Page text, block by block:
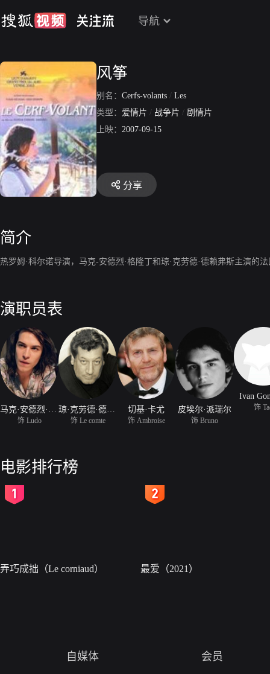
导航
风筝
别名： Cerfs-volants / Les
类型： 爱情片 / 战争片 / 剧情片
上映： 2007-09-15
分享
简介
热罗姆·科尔诺导演，马克-安德烈·格隆丁和琼·克劳德·德赖弗斯主演的
演职员表
饰 Ludo 饰 Le comte
切基·卡尤
饰 Ambroise
皮埃尔·派瑞尔
饰 Bruno
Ivan
饰
电影排行榜
弄巧成拙（Le corniaud） 最爱（2021）
自媒体 会员